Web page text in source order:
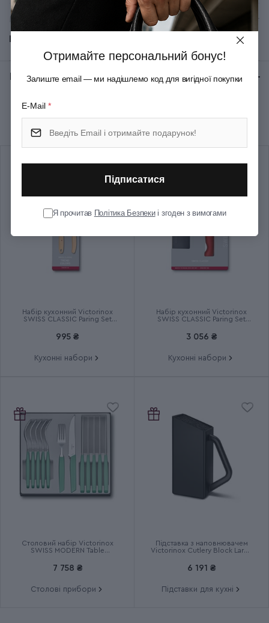
Матеріал руків'я/накладок Термоеластопласт
Матеріал леза Неіржавна сталь
Довжина леза (см)
Термін гарантії
Показати всі
Відгуки: ★ 0 (0)
Рекомендуємо купити разом
Набір кухонний Victorinox
SWISS CLASSIC Paring Set
995 ₴
Кухонні набори
Набір кухонний Victorinox
SWISS CLASSIC Paring Set
3 056 ₴
Кухонні набори
Столовий набір Victorinox
SWISS MODERN Table
7 758 ₴
Столові прибори
Підставка з наповнювачем
Victorinox Cutlery Block Large
6 191 ₴
Підставки для кухні
Отримайте персональний бонус!
Залиште email — ми надішлемо код для вигідної покупки
E-Mail *
Підписатися
Я прочитав Політика Безпекиі згоден з вимогами